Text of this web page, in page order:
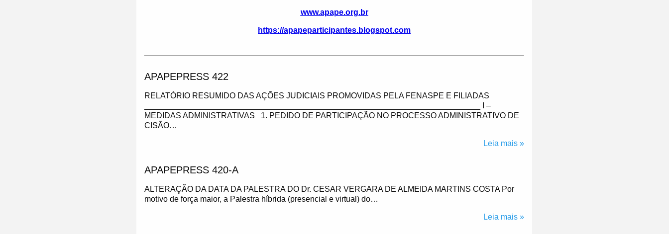
www.apape.org.br
https://apapeparticipantes.blogspot.com
APAPEPRESS 422
RELATÓRIO RESUMIDO DAS AÇÕES JUDICIAIS PROMOVIDAS PELA FENASPE E FILIADAS
___________________________________________________________________________ I –
MEDIDAS ADMINISTRATIVAS 1. PEDIDO DE PARTICIPAÇÃO NO PROCESSO ADMINISTRATIVO DE
CISÃO…
Leia mais »
APAPEPRESS 420-A
ALTERAÇÃO DA DATA DA PALESTRA DO Dr. CESAR VERGARA DE ALMEIDA MARTINS COSTA Por
motivo de força maior, a Palestra híbrida (presencial e virtual) do…
Leia mais »